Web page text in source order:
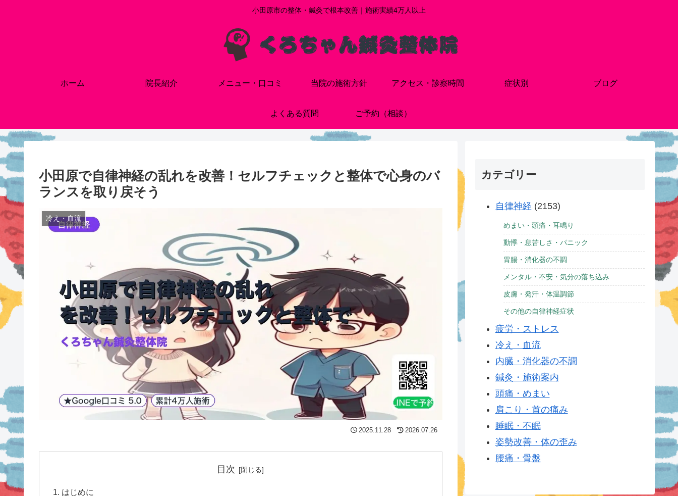
小田原市の整体・鍼灸で根本改善｜施術実績4万人以上
ホーム 院長紹介 メニュー・口コミ 当院の施術方針 アクセス・診察時間 症状別 ブログ
よくある質問 ご予約（相談）
小田原で自律神経の乱れを改善！セルフチェックと整体で心身のバ
ランスを取り戻そう
冷え・血流
2025.11.28 2026.07.26
目次
はじめに
カテゴリー
自律神経 (2153)
めまい・頭痛・耳鳴り
動悸・息苦しさ・パニック
胃腸・消化器の不調
メンタル・不安・気分の落ち込み
皮膚・発汗・体温調節
その他の自律神経症状
疲労・ストレス
冷え・血流
内臓・消化器の不調
鍼灸・施術案内
頭痛・めまい
肩こり・首の痛み
睡眠・不眠
姿勢改善・体の歪み
腰痛・骨盤